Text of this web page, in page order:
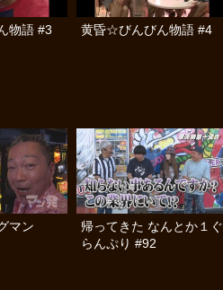
物語 #3 黄昏☆びんびん物語 #4
マン
帰ってきた なんとか１ぐ
らんぷり #92